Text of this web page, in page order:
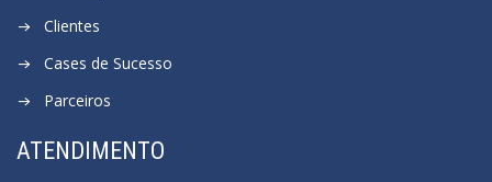
Clientes
Cases de Sucesso
Parceiros
ATENDIMENTO